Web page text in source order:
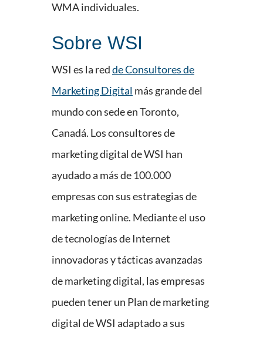
WMA individuales.
Sobre WSI
WSI es la redde Consultores de
Marketing Digital más grande del
mundo con sede en Toronto,
Canadá. Los consultores de
marketing digital de WSI han
ayudado a más de 100.000
empresas con sus estrategias de
marketing online. Mediante el uso
de tecnologías de Internet
innovadoras y tácticas avanzadas
de marketing digital, las empresas
pueden tener un Plan de marketing
digital de WSI adaptado a sus